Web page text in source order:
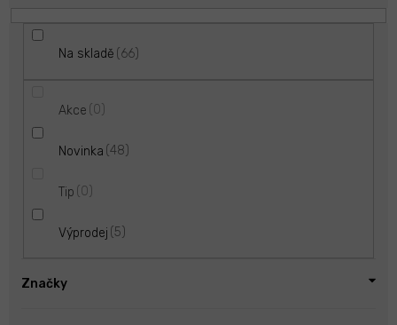
Na skladě 66
Akce 0
Novinka 48
Tip 0
Výprodej 5
Značky